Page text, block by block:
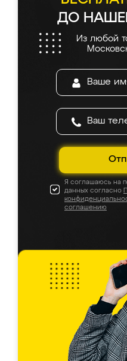
ДО
Из любой
Я соглашаюсь на
данных согласно
соглашению